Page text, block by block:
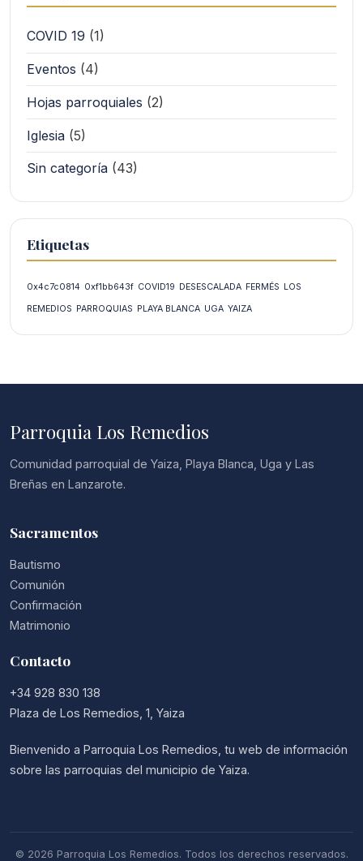
COVID 19 (1)
Eventos (4)
Hojas parroquiales (2)
Iglesia (5)
Sin categoría (43)
Etiquetas
0x4c7c0814 0xf1bb643f COVID19 DESESCALADA FERMÉS LOS
REMEDIOS PARROQUIAS PLAYA BLANCA UGA YAIZA
Parroquia Los Remedios
Comunidad parroquial de Yaiza, Playa Blanca, Uga y Las
Breñas en Lanzarote.
Sacramentos
Bautismo
Comunión
Confirmación
Matrimonio
Contacto
+34 928 830 138
Plaza de Los Remedios, 1, Yaiza
Bienvenido a Parroquia Los Remedios, tu web de información
sobre las parroquias del municipio de Yaiza.
© 2026 Parroquia Los Remedios. Todos los derechos reservados.